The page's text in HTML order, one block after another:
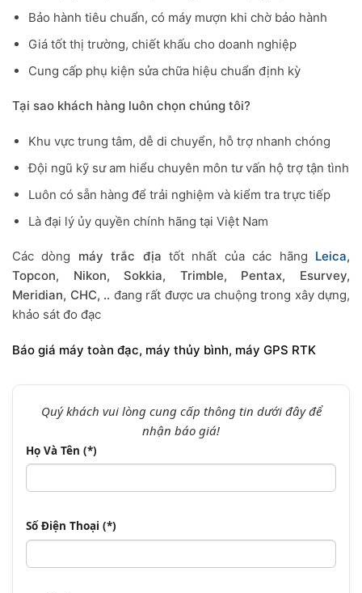
Bảo hành tiêu chuẩn, có máy mượn khi chờ bảo hành
Giá tốt thị trường, chiết khấu cho doanh nghiệp
Cung cấp phụ kiện sửa chữa hiệu chuẩn định kỳ
Tại sao khách hàng luôn chọn chúng tôi?
Khu vực trung tâm, dễ di chuyển, hỗ trợ nhanh chóng
Đội ngũ kỹ sư am hiểu chuyên môn tư vấn hộ trợ tận tình
Luôn có sẵn hàng để trải nghiệm và kiểm tra trực tiếp
Là đại lý ủy quyền chính hãng tại Việt Nam
Các dòng máy trắc địatốt nhất của các hãng Leica,
Topcon, Nikon, Sokkia, Trimble, Pentax, Esurvey,
Meridian, CHC, .. đang rất được ưa chuộng trong xây dựng,
khảo sát đo đạc
Báo giá máy toàn đạc, máy thủy bình, máy GPS RTK
Quý khách vui lòng cung cấp thông tin dưới đây để
nhận báo giá!
Họ Và Tên (*)
Số Điện Thoại (*)